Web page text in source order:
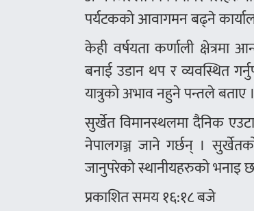
पर्यटकको आवागमन बढ्ने
केही वर्षयता कर्णाली
बनाई उडान थप र व्यवस्थित
यात्रुको अभाव नहुने पन्तले बताए ।
सुर्खेत विमानस्थलमा दैनिक
नेपालगञ्ज जाने गर्छन् ।
जानुपरेको स्थानीयहरुको भनाइ
प्रकाशित समय १६:१८ बजे